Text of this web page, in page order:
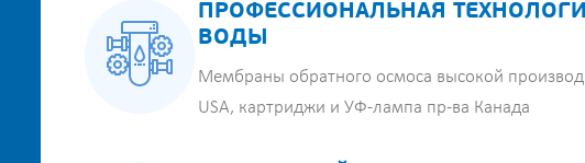
ПРОФЕССИОНАЛЬНАЯ
ВОДЫ
Мембраны обратного осмоса высокой
USA, картриджи и УФ-лампа пр-ва Канада